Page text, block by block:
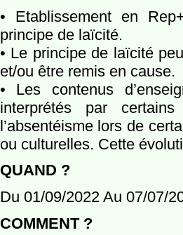
• Etablissement en
principe de laïcité.
• Le principe de laïcité
et/ou être remis en cause.
• Les contenus
interprétés par
l’absentéisme lors de
ou culturelles. Cette
QUAND ?
Du 01/09/2022 Au 07/07/
COMMENT ?